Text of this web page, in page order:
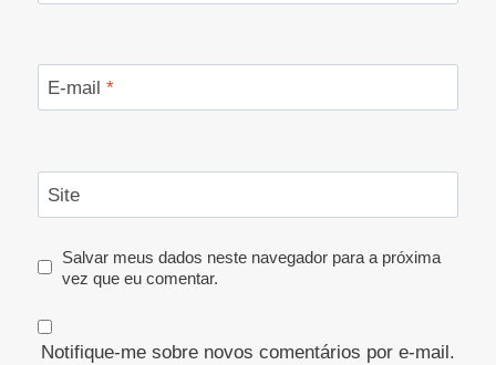
E-mail *
Site
Salvar meus dados neste navegador para a próxima
vez que eu comentar.
Notifique-me sobre novos comentários por e-mail.